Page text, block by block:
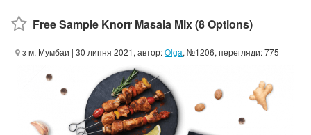
Free Sample Knorr Masala Mix (8 Options)
з м. Мумбаи | 30 липня 2021, автор:Olga, №1206, перегляди: 775